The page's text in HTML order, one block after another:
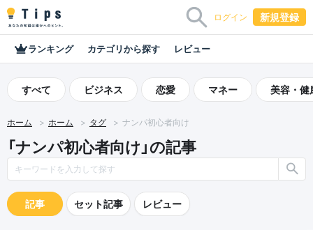
ログイン 新規登録
ランキング カテゴリから探す レビュー
すべて ビジネス 恋愛 マネー 美容・健
ホーム ホーム タグ ナンパ初心者向け
「ナンパ初心者向け」の記事
記事 セット記事 レビュー